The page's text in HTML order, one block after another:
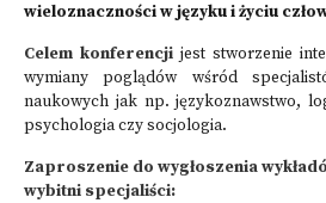
wieloznaczności w języku i życiu
Celem konferencji jest stworzenie
wymiany poglądów wśród
naukowych jak np. językoznawstwo,
psychologia czy socjologia.
Zaproszenie do wygłoszenia
wybitni specjaliści: